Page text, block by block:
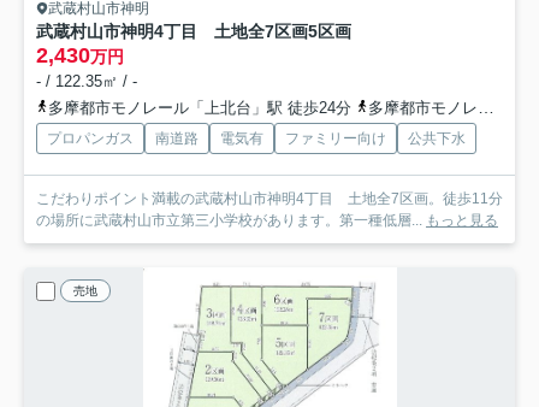
武蔵村山市神明
武蔵村山市神明4丁目 土地全7区画5区画
2,430万円
- / 122.35㎡ / -
多摩都市モノレール「上北台」駅 徒歩24分
多摩都市モノレール「上北台」駅 バス6分 東京都武蔵村山市「神明橋北（東京都）」 停歩4分
プロパンガス 南道路 電気有 ファミリー向け 公共下水
こだわりポイント満載の武蔵村山市神明4丁目 土地全7区画。徒歩11分
の場所に武蔵村山市立第三小学校があります。第一種低層... もっと見る
売地